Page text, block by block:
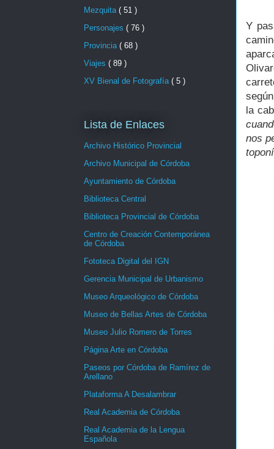
Y
la
nos
Mezquita ( 51 )
Personajes ( 76 )
Provincia ( 68 )
Viajes ( 89 )
XV Bienal de Fotografía ( 5 )
Lista de Enlaces
Archivo Histórico Provincial
Archivo Municipal de Córdoba
Ayuntamiento de Córdoba
Biblioteca Central
Biblioteca Provincial de Córdoba
Centro de Creación Contemporánea
de Córdoba
Fototeca Digital del IGN
Gerencia Municipal de Urbanismo
Museo Arqueológico de Córdoba
Museo de Bellas Artes de Córdoba
Museo Julio Romero de Torres
Página Arte en Córdoba
Paseos por Córdoba de Ramírez de
Arellano
Plataforma A Desalambrar
Real Academia de Córdoba
Real Academia de la Lengua
Española